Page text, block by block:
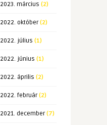
2023. március (2)
2022. október(2)
2022. július (1)
2022. június (1)
2022. április (2)
2022. február(2)
2021. december(7)